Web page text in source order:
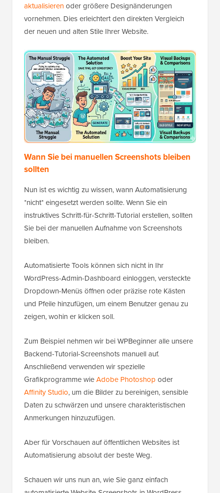
aktualisierenoder größere Designänderungen
vornehmen. Dies erleichtert den direkten Vergleich
der neuen und alten Stile Ihrer Website.
Wann Sie bei manuellen Screenshots bleiben
sollten
Nun ist es wichtig zu wissen, wann Automatisierung
*nicht* eingesetzt werden sollte. Wenn Sie ein
instruktives Schritt-für-Schritt-Tutorial erstellen, sollten
Sie bei der manuellen Aufnahme von Screenshots
bleiben.
Automatisierte Tools können sich nicht in Ihr
WordPress-Admin-Dashboard einloggen, versteckte
Dropdown-Menüs öffnen oder präzise rote Kästen
und Pfeile hinzufügen, um einem Benutzer genau zu
zeigen, wohin er klicken soll.
Zum Beispiel nehmen wir bei WPBeginner alle unsere
Backend-Tutorial-Screenshots manuell auf.
Anschließend verwenden wir spezielle
Grafikprogramme wieAdobe Photoshop oder
Affinity Studio, um die Bilder zu bereinigen, sensible
Daten zu schwärzen und unsere charakteristischen
Anmerkungen hinzuzufügen.
Aber für Vorschauen auf öffentlichen Websites ist
Automatisierung absolut der beste Weg.
Schauen wir uns nun an, wie Sie ganz einfach